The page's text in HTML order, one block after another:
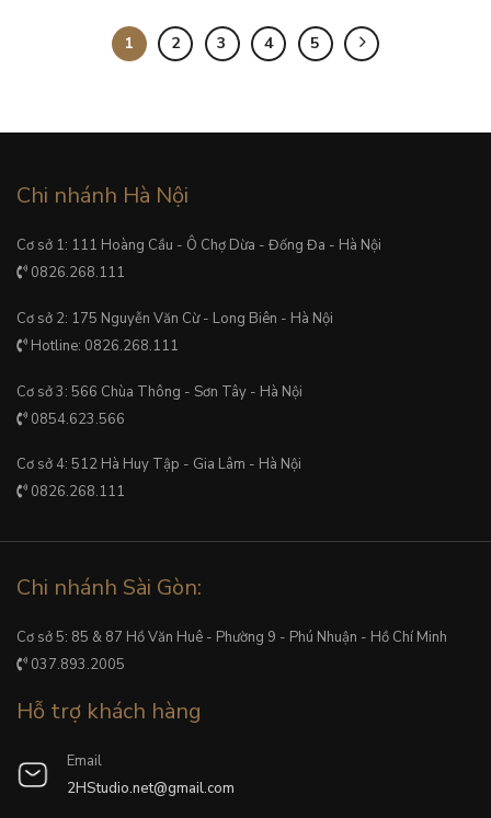
1 2 3 4 5
Chi nhánh Hà Nội
Cơ sở 1: 111 Hoàng Cầu - Ô Chợ Dừa - Đống Đa - Hà Nội
0826.268.111
Cơ sở 2: 175 Nguyễn Văn Cừ - Long Biên - Hà Nội
Hotline: 0826.268.111
Cơ sở 3: 566 Chùa Thông - Sơn Tây - Hà Nội
0854.623.566
Cơ sở 4: 512 Hà Huy Tập - Gia Lâm - Hà Nội
0826.268.111
Chi nhánh Sài Gòn:
Cơ sở 5: 85 & 87 Hồ Văn Huê - Phường 9 - Phú Nhuận - Hồ Chí Minh
037.893.2005
Hỗ trợ khách hàng
Email
2HStudio.net@gmail.com